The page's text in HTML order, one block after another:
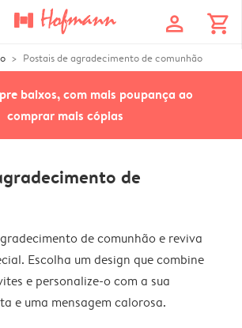
profile shopping_cart
Postais de agradecimento de comunhão
baixos, com mais poupança ao
comprar mais cópias
de
de comunhão e reviva
Escolha um design que combine
e personalize-o com a sua
e uma mensagem calorosa.